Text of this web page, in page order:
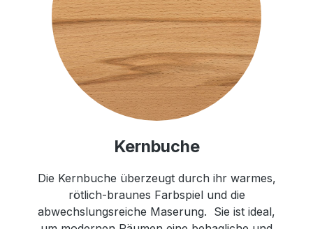
Kernbuche
Die Kernbuche überzeugt durch ihr warmes,
rötlich-braunes Farbspiel und die
abwechslungsreiche Maserung. Sie ist ideal,